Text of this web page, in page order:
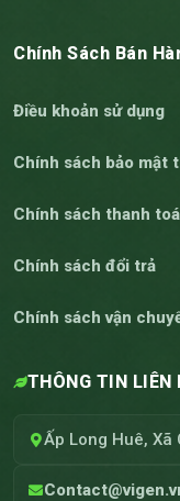
Chính Sách Bán
Điều khoản sử dụng
Chính sách bảo mật
Chính sách thanh
Chính sách đổi trả
Chính sách vận
THÔNG TIN LIÊN
Ấp Long Huê, Xã